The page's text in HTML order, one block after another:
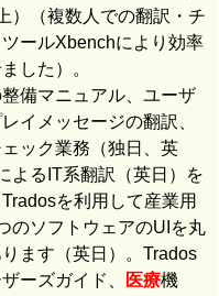
）（複数人での翻訳・チ
ールXbenchにより効率
した）。
備マニュアル、ユーザ
イメッセージの翻訳、
ック業務（独日、英
よるIT系翻訳（英日）を
を利用して産業用
のソフトウェアのUIを丸
ます（英日）。Trados
ーズガイド、
医療機